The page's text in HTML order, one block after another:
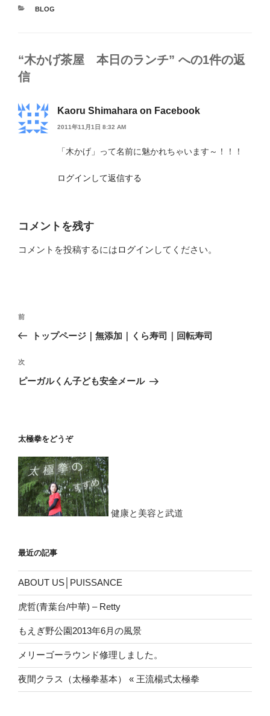
カ
BLOG
“木かげ茶屋 本日のランチ” への1件の返
信
Kaoru Shimahara on Facebook
2011年11月1日 8:32 AM
「木かげ」って名前に魅かれちゃいます～！！！
ログインして返信する
コメントを残す
コメントを投稿するにはログイン してください。
投
ビ
ゲ
ン
前
の
稿
前
トップページ｜無添加｜くら寿司｜回転寿司
次
の
次
ピーガルくん子ども安全メール
太極拳をどうぞ
健康と美容と武道
最近の記事
ABOUT US│PUISSANCE
虎哲(青葉台/中華) – Retty
もえぎ野公園2013年6月の風景
メリーゴーラウンド修理しました。
夜間クラス（太極拳基本） « 王流楊式太極拳